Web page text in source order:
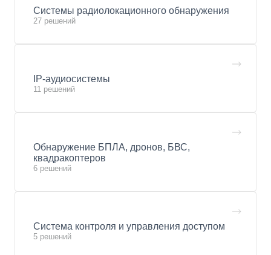
Системы радиолокационного обнаружения
27 решений
IP-аудиосистемы
11 решений
Обнаружение БПЛА, дронов, БВС,
квадракоптеров
6 решений
Система контроля и управления доступом
5 решений